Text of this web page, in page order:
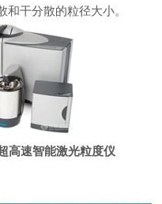
干分散的粒径大小。
高速智能激光粒度仪